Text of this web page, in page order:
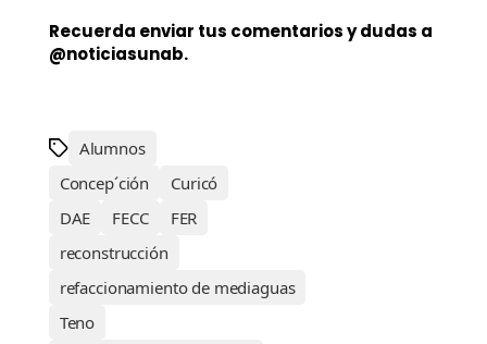
Recuerda enviar tus comentarios y dudas a
@noticiasunab.
Alumnos
Concep´ción
Curicó
DAE
FECC
FER
reconstrucción
refaccionamiento de mediaguas
Teno